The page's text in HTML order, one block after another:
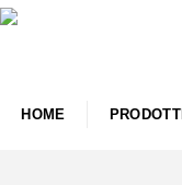
HOME PRODOTTI